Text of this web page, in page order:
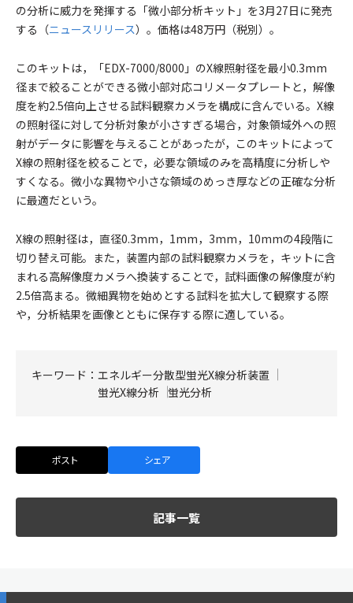
の分析に威力を発揮する「微小部分析キット」を3月27日に発売
する（ニュースリリース）。価格は48万円（税別）。
このキットは，「EDX-7000/8000」のX線照射径を最小0.3mm
径まで絞ることができる微小部対応コリメータプレートと，解像
度を約2.5倍向上させる試料観察カメラを構成に含んでいる。X線
の照射径に対して分析対象が小さすぎる場合，対象領域外への照
射がデータに影響を与えることがあったが，このキットによって
X線の照射径を絞ることで，必要な領域のみを高精度に分析しや
すくなる。微小な異物や小さな領域のめっき厚などの正確な分析
に最適だという。
X線の照射径は，直径0.3mm，1mm，3mm，10mmの4段階に
切り替え可能。また，装置内部の試料観察カメラを，キットに含
まれる高解像度カメラへ換装することで，試料画像の解像度が約
2.5倍高まる。微細異物を始めとする試料を拡大して観察する際
や，分析結果を画像とともに保存する際に適している。
キーワード： エネルギー分散型蛍光X線分析装置
蛍光X線分析 蛍光分析
ポスト シェア
記事一覧